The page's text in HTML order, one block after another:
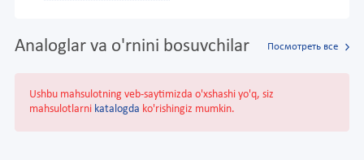
Analoglar va o'rnini bosuvchilar Посмотреть все
Ushbu mahsulotning veb-saytimizda o'xshashi yo'q, siz
mahsulotlarni katalogda ko'rishingiz mumkin.